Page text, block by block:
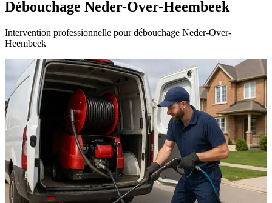
Débouchage Neder-Over-Heembeek
Intervention professionnelle pour débouchage Neder-Over-
Heembeek